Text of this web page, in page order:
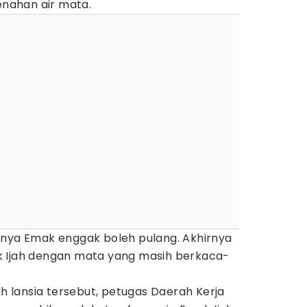
air mata.
Emak enggak boleh pulang. Akhirnya
Ijah dengan mata yang masih berkaca-
lansia tersebut, petugas Daerah Kerja